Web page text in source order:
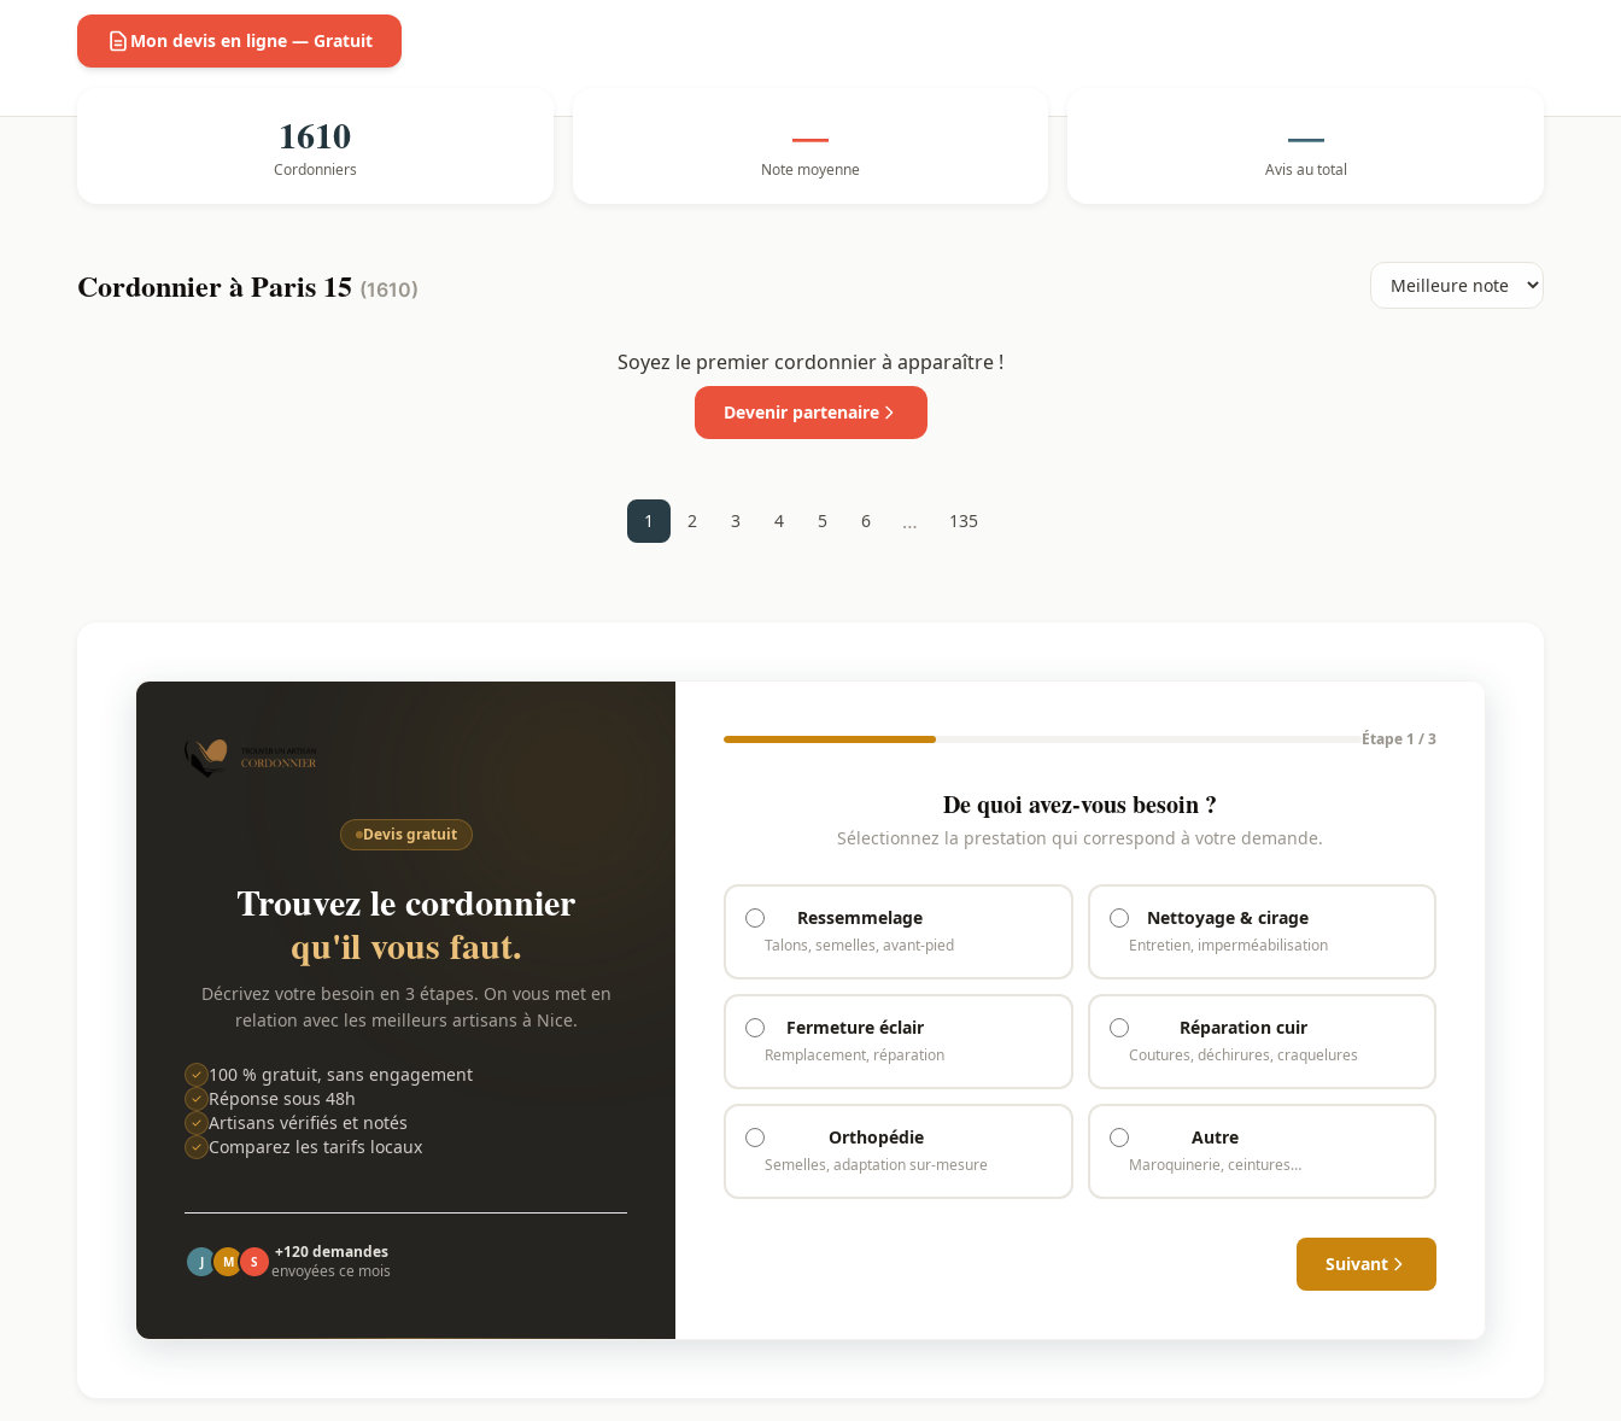
Mon devis en ligne — Gratuit
1610
Cordonniers
—
Note moyenne
—
Avis au total
Cordonnier à Paris 15 (1610)
Soyez le premier cordonnier à apparaître !
Devenir partenaire
1 2 3 4 5 6 … 135
Devis gratuit
Trouvez le cordonnier
qu'il vous faut.
Décrivez votre besoin en 3 étapes. On vous met en
relation avec les meilleurs artisans à Nice.
100 % gratuit, sans engagement
Réponse sous 48h
Artisans vérifiés et notés
Comparez les tarifs locaux
J M S
+120 demandes
envoyées ce mois
Étape 1 / 3
De quoi avez-vous besoin ?
Sélectionnez la prestation qui correspond à votre demande.
Ressemmelage
Talons, semelles, avant-pied
Nettoyage & cirage
Entretien, imperméabilisation
Fermeture éclair
Remplacement, réparation
Réparation cuir
Coutures, déchirures, craquelures
Orthopédie
Semelles, adaptation sur-mesure
Autre
Maroquinerie, ceintures…
Suivant